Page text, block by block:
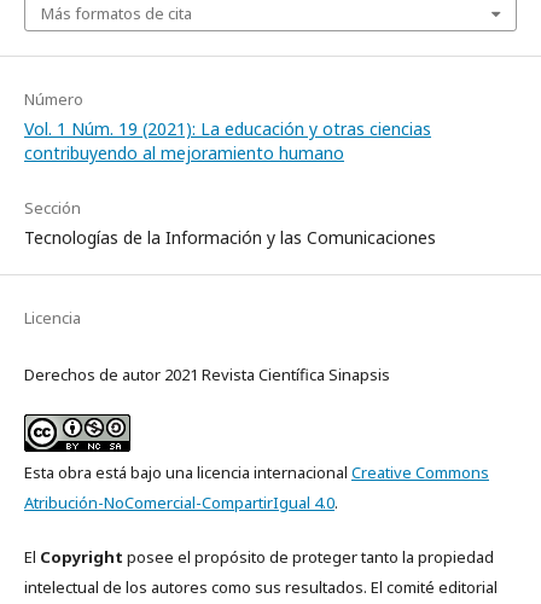
Más formatos de cita
Número
Vol. 1 Núm. 19 (2021): La educación y otras ciencias
contribuyendo al mejoramiento humano
Sección
Tecnologías de la Información y las Comunicaciones
Licencia
Derechos de autor 2021 Revista Científica Sinapsis
Esta obra está bajo una licencia internacional Creative Commons
Atribución-NoComercial-CompartirIgual 4.0.
El Copyright posee el propósito de proteger tanto la propiedad
intelectual de los autores como sus resultados. El comité editorial